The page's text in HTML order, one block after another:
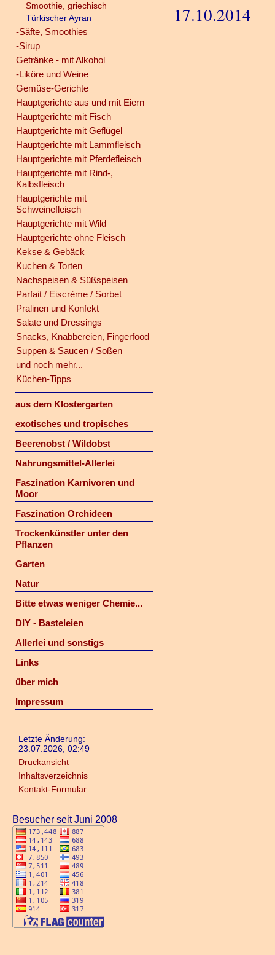
Smoothie, griechisch
Türkischer Ayran
-Säfte, Smoothies
-Sirup
Getränke - mit Alkohol
-Liköre und Weine
Gemüse-Gerichte
Hauptgerichte aus und mit Eiern
Hauptgerichte mit Fisch
Hauptgerichte mit Geflügel
Hauptgerichte mit Lammfleisch
Hauptgerichte mit Pferdefleisch
Hauptgerichte mit Rind-,
Kalbsfleisch
Hauptgerichte mit
Schweinefleisch
Hauptgerichte mit Wild
Hauptgerichte ohne Fleisch
Kekse & Gebäck
Kuchen & Torten
Nachspeisen & Süßspeisen
Parfait / Eiscrème / Sorbet
Pralinen und Konfekt
Salate und Dressings
Snacks, Knabbereien, Fingerfood
Suppen & Saucen / Soßen
und noch mehr...
Küchen-Tipps
aus dem Klostergarten
exotisches und tropisches
Beerenobst / Wildobst
Nahrungsmittel-Allerlei
Faszination Karnivoren und
Moor
Faszination Orchideen
Trockenkünstler unter den
Pflanzen
Garten
Natur
Bitte etwas weniger Chemie...
DIY - Basteleien
Allerlei und sonstigs
Links
über mich
Impressum
Letzte Änderung:
23.07.2026, 02:49
Druckansicht
Inhaltsverzeichnis
Kontakt-Formular
Besucher seit Juni 2008
17.10.2014